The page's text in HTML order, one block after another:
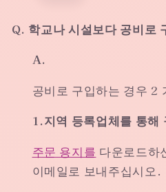
Q. 학교나 시설보다 공비로
A.
공비로 구입하는 경우 2
1.지역 등록업체를 통해
주문 용지를 다운로드하
이메일로 보내주십시오.